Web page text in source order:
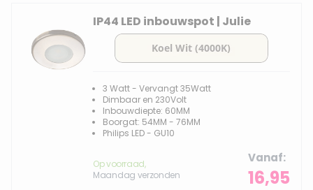
IP44 LED inbouwspot | Julie
3 Watt - Vervangt 35Watt
Dimbaar en 230Volt
Inbouwdiepte: 60MM
Boorgat: 54MM - 76MM
Philips LED - GU10
Op voorraad,
Maandag verzonden
Vanaf
16,95